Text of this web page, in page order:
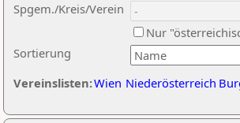
Sortierung
Spgem./Kreis/Verein
Nur
Vereinslisten:Wien Niederösterreich